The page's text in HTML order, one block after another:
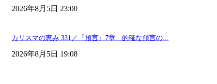
2026年8月5日 23:00
カリスマの恵み 331／『預言』7章 的確な預言の...
2026年8月5日 19:08